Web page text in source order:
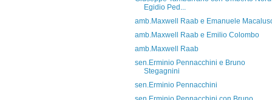
Egidio Ped...
amb.Maxwell Raab e Emanuele
amb.Maxwell Raab e Emilio Colombo
amb.Maxwell Raab
sen.Erminio Pennacchini e Bruno
Stegagnini
sen.Erminio Pennacchini